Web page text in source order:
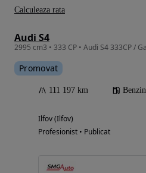
Audi S4
2995 cm3 • 333 CP • Audi S4 333CP /
Promovat
111 197 km
Ilfov (Ilfov)
Profesionist • Publicat
Calculeaza rata